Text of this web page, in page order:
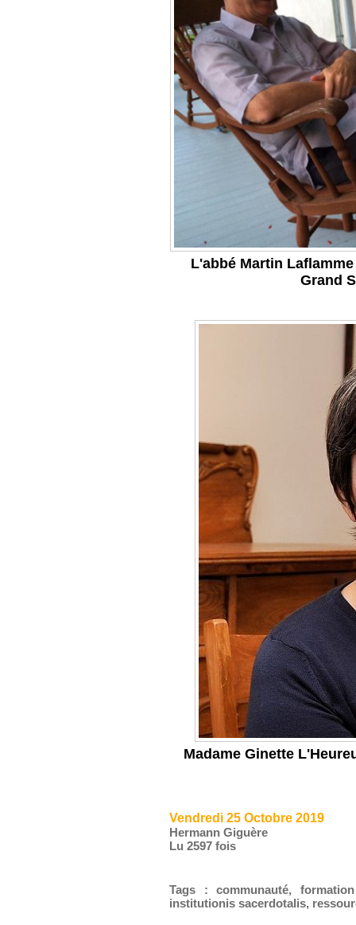
L'abbé Martin
Grand
Madame Ginette
Vendredi 25 Octobre 2019
Hermann Giguère
Lu 2597 fois
Tags :communauté,
institutionis sacerdotalis,